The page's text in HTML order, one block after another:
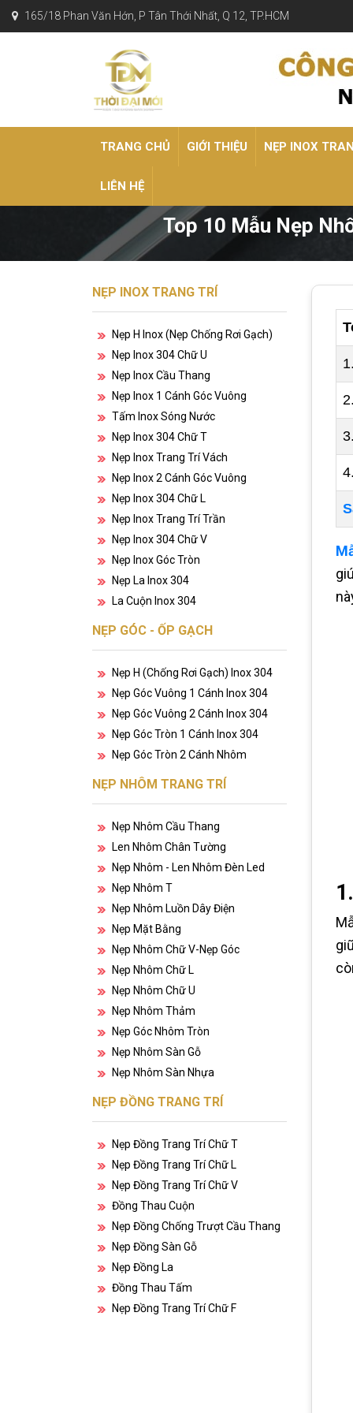
165/18 Phan Văn Hớn, P Tân Thới Nhất, Q 12, TP.HCM
TRANG CHỦ GIỚI THIỆU NẸP INOX
LIÊN HỆ
Top 10 Mẫu Nẹp
NẸP INOX TRANG TRÍ
Nẹp H Inox (nẹp Chống Rơi Gạch)
Nẹp Inox 304 Chữ U
Nẹp Inox Cầu Thang
Nẹp Inox 1 Cánh Góc Vuông
Tấm Inox Sóng Nước
Nẹp Inox 304 Chữ T
Nẹp Inox Trang Trí Vách
Nẹp Inox 2 Cánh Góc Vuông
Nẹp Inox 304 Chữ L
Nẹp Inox Trang Trí Trần
Nẹp Inox 304 Chữ V
Nẹp Inox Góc Tròn
Nẹp La Inox 304
La Cuộn Inox 304
NẸP GÓC - ỐP GẠCH
Nẹp H (chống Rơi Gạch) Inox 304
Nẹp Góc Vuông 1 Cánh Inox 304
Nẹp Góc Vuông 2 Cánh Inox 304
Nẹp Góc Tròn 1 Cánh Inox 304
Nẹp Góc Tròn 2 Cánh Nhôm
NẸP NHÔM TRANG TRÍ
Nẹp Nhôm Cầu Thang
Len Nhôm Chân Tường
Nẹp Nhôm - Len Nhôm Đèn Led
Nẹp Nhôm T
Nẹp Nhôm Luồn Dây Điện
Nẹp Mặt Bằng
Nẹp Nhôm Chữ V-Nẹp Góc
Nẹp Nhôm Chữ L
Nẹp Nhôm Chữ U
Nẹp Nhôm Thảm
Nẹp Góc Nhôm Tròn
Nẹp Nhôm Sàn Gỗ
Nẹp Nhôm Sàn Nhựa
NẸP ĐỒNG TRANG TRÍ
Nẹp Đồng Trang Trí Chữ T
Nẹp Đồng Trang Trí Chữ L
Nẹp Đồng Trang Trí Chữ V
Đồng Thau Cuộn
Nẹp Đồng Chống Trượt Cầu Thang
Nẹp Đồng Sàn Gỗ
Nẹp Đồng La
Đồng Thau Tấm
Nẹp Đồng Trang Trí Chữ F